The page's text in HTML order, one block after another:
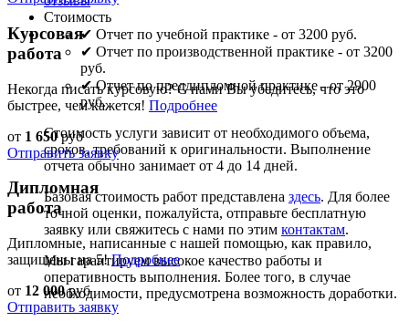
Стоимость
✔ Отчет по учебной практике - от 3200 руб.
✔ Отчет по производственной практике - от 3200
руб.
✔ Отчет по преддипломной практике - от 2900
руб.
Стоимость услуги зависит от необходимого объема,
сроков, требований к оригинальности. Выполнение
отчета обычно занимает от 4 до 14 дней.
Базовая стоимость работ представлена здесь. Для более
точной оценки, пожалуйста, отправьте бесплатную
заявку или свяжитесь с нами по этим контактам.
Мы гарантируем высокое качество работы и
оперативность выполнения. Более того, в случае
необходимости, предусмотрена возможность доработки.
Курсовая
работа
Некогда писать курсовую? С нами Вы убедитесь, что это
быстрее, чем кажется! Подробнее
от 1 650руб
Отправить заявку
Дипломная
работа
Дипломные, написанные с нашей помощью, как правило,
защищены на 5!Подробнее
от 12 000руб
Отправить заявку